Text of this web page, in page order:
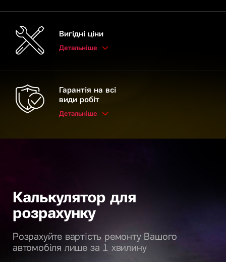
Вигідні ціни
Детальніше
Гарантія на всі
види робіт
Детальніше
Калькулятор для
розрахунку
Розрахуйте вартість ремонту Вашого
автомобіля лише за 1 хвилину